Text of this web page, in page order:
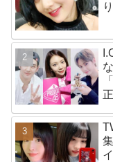
り]